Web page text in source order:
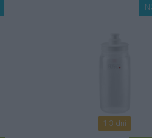
1-3 dní